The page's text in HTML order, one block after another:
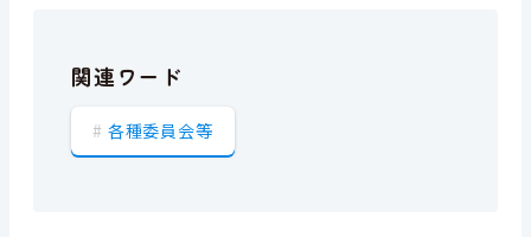
関連ワード
各種委員会等